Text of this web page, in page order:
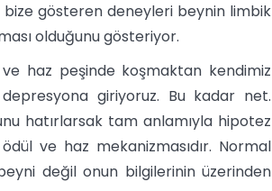
bize gösteren deneyleri beynin limbik
olduğunu gösteriyor.
ve haz peşinde koşmaktan kendimiz
giriyoruz. Bu kadar net.
hatırlarsak tam anlamıyla hipotez
ve haz mekanizmasıdır. Normal
değil onun bilgilerinin üzerinden